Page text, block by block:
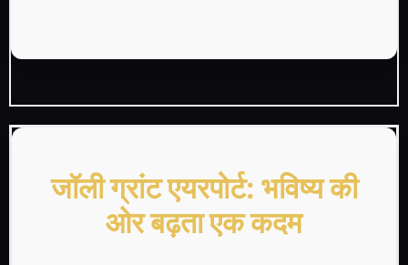
जॉली ग्रांट एयरपोर्ट: भविष्य की
ओर बढ़ता एक कदम